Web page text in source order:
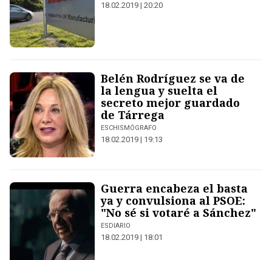
18.02.2019 | 20:20
Belén Rodríguez se va de
la lengua y suelta el
secreto mejor guardado
de Tárrega
ESCHISMÓGRAFO
18.02.2019 | 19:13
Guerra encabeza el basta
ya y convulsiona al PSOE:
"No sé si votaré a Sánchez"
ESDIARIO
18.02.2019 | 18:01